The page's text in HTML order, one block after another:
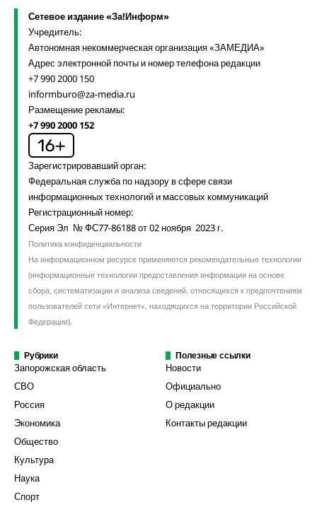
Сетевое издание «За!Информ»
Учредитель:
Автономная некоммерческая организация «ЗАМЕДИА»
Адрес электронной почты и номер телефона редакции
+7 990 2000 150
informburo@za-media.ru
Размещение рекламы:
+7 990 2000 152
Зарегистрировавший орган:
Федеральная служба по надзору в сфере связи
информационных технологий и массовых коммуникаций
Регистрационный номер:
Серия Эл № ФС77-86188 от 02 ноября 2023 г.
Политика конфиденциальности
На информационном ресурсе применяются рекомендательные технологии
(информационные технологии предоставления информации на основе
сбора, систематизации и анализа сведений, относящихся к предпочтениям
пользователей сети «Интернет», находящихся на территории Российской
Федерации).
Рубрики
Запорожская область
СВО
Россия
Экономика
Общество
Культура
Наука
Спорт
Полезные ссылки
Новости
Официально
О редакции
Контакты редакции